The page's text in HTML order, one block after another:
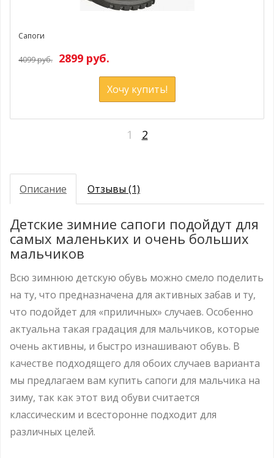
Сапоги
4099 руб. 2899 руб.
Хочу купить!
1 2
Описание Отзывы (1)
Детские зимние сапоги подойдут для
самых маленьких и очень больших
мальчиков
Всю зимнюю детскую обувь можно смело поделить
на ту, что предназначена для активных забав и ту,
что подойдет для «приличных» случаев. Особенно
актуальна такая градация для мальчиков, которые
очень активны, и быстро изнашивают обувь. В
качестве подходящего для обоих случаев варианта
мы предлагаем вам купить сапоги для мальчика на
зиму, так как этот вид обуви считается
классическим и всесторонне подходит для
различных целей.